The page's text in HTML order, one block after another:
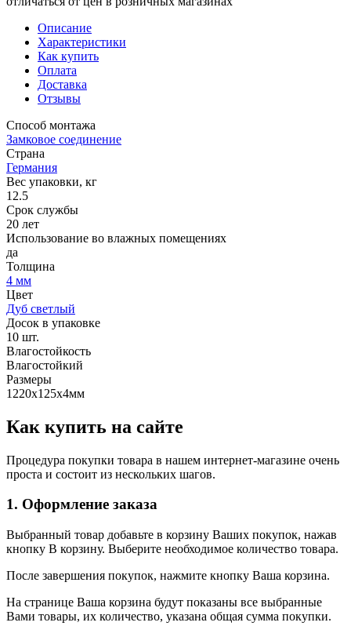
Описание
Характеристики
Как купить
Оплата
Доставка
Отзывы
Способ монтажа
Замковое соединение
Страна
Германия
Вес упаковки, кг
12.5
Срок службы
20 лет
Использование во влажных помещениях
да
Толщина
4 мм
Цвет
Дуб светлый
Досок в упаковке
10 шт.
Влагостойкость
Влагостойкий
Размеры
1220х125х4мм
Как купить на сайте
Процедура покупки товара в нашем интернет-магазине очень
проста и состоит из нескольких шагов.
1. Оформление заказа
Выбранный товар добавьте в корзину Ваших покупок, нажав
кнопку В корзину. Выберите необходимое количество товара.
После завершения покупок, нажмите кнопку Ваша корзина.
На странице Ваша корзина будут показаны все выбранные
Вами товары, их количество, указана общая сумма покупки.